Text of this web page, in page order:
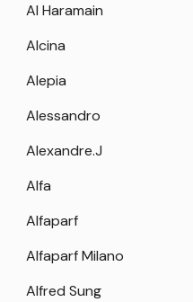
Al Haramain
Alcina
Alepia
Alessandro
Alexandre.J
Alfa
Alfaparf
Alfaparf Milano
Alfred Sung